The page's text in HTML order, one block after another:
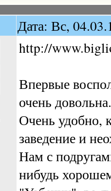
Дата: Вс,
http://
Впервые
очень довольна.
Очень удобно,
заведение и
Нам с
нибудь